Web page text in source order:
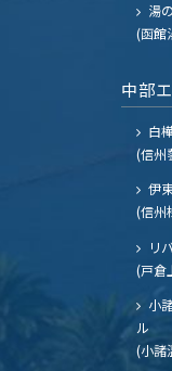
湯
(函館
中部
白
(信州
伊
(信州
リ
(戸倉
小
ル
(小諸